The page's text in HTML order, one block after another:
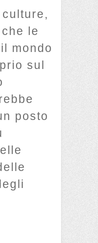
le
mondo
sul
posto